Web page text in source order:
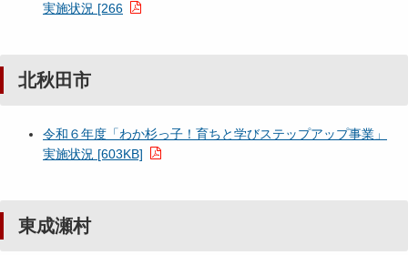
実施状況 [266
北秋田市
令和６年度「わか杉っ子！育ちと学びステップアップ事業」
実施状況 [603KB]
東成瀬村